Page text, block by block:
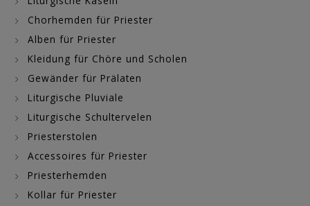
Chorhemden für Priester
Alben für Priester
Kleidung für Chöre und Scholen
Gewänder für Prälaten
Liturgische Pluviale
Liturgische Schultervelen
Priesterstolen
Accessoires für Priester
Priesterhemden
Kollar für Priester